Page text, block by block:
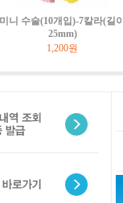
미니 수술(10개입)-7칼라(길이
25mm)
1,200원